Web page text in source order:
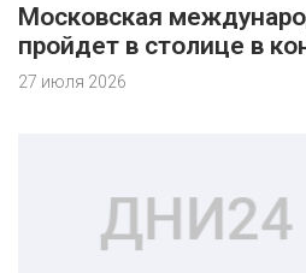
Московская
пройдет в столице в
27 июля 2026